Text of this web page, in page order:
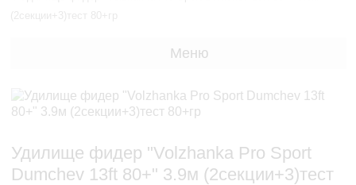
Меню
Удилище фидер "Volzhanka Pro Sport
Dumchev 13ft 80+" 3.9м (2секции+3)тест